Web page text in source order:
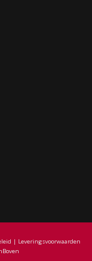
| Leveringsvoorwaarden